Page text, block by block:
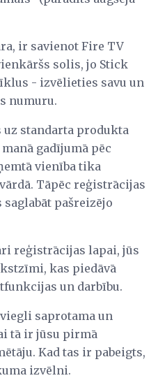
ir savienot Fire TV
solis, jo Stick
- izvēlieties savu un
numuru.
uz standarta produkta
gadījumā pēc
vienība tika
Tāpēc reģistrācijas
saglabāt pašreizējo
reģistrācijas lapai, jūs
kas piedāvā
un darbību.
saprotama un
tā ir jūsu pirmā
Kad tas ir pabeigts,
izvēlni.